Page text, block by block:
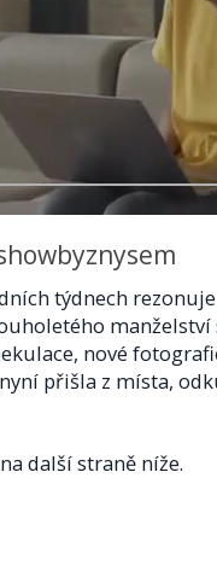
týdnech
manželství
nové
přišla z místa,
další straně níže.